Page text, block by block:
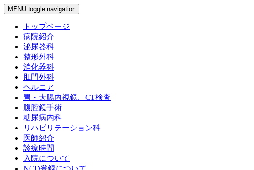
MENU toggle navigation
トップページ
病院紹介
泌尿器科
整形外科
消化器科
肛門外科
ヘルニア
胃・大腸内視鏡、CT検査
腹腔鏡手術
糖尿病内科
リハビリテーション科
医師紹介
診療時間
入院について
NCD登録について